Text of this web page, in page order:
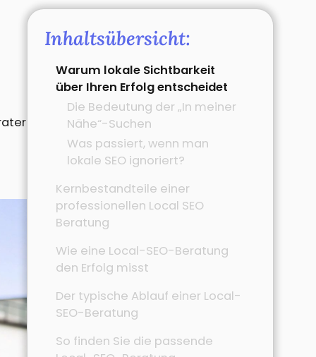
Inhaltsübersicht:
Warum lokale Sichtbarkeit
über Ihren Erfolg entscheidet
Die Bedeutung der „In meiner
Nähe“-Suchen
Was passiert, wenn man
lokale SEO ignoriert?
Kernbestandteile einer
professionellen Local SEO
Beratung
Wie eine Local-SEO-Beratung
den Erfolg misst
Der typische Ablauf einer Local-
SEO-Beratung
So finden Sie die passende